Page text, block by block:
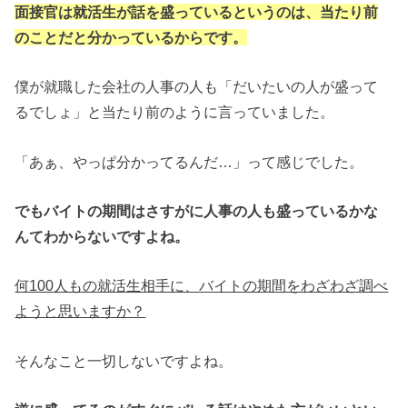
面接官は就活生が話を盛っているというのは、当たり前
のことだと分かっているからです。
僕が就職した会社の人事の人も「だいたいの人が盛って
るでしょ」と当たり前のように言っていました。
「あぁ、やっぱ分かってるんだ…」って感じでした。
でもバイトの期間はさすがに人事の人も盛っているかな
んてわからないですよね。
何100人もの就活生相手に、バイトの期間をわざわざ調べ
ようと思いますか？
そんなこと一切しないですよね。